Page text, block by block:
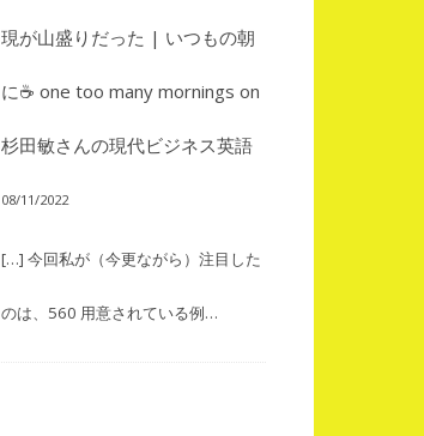
現が山盛りだった | いつもの朝
に☕ one too many mornings on
杉田敏さんの現代ビジネス英語
08/11/2022
[…] 今回私が（今更ながら）注目した
のは、560 用意されている例…